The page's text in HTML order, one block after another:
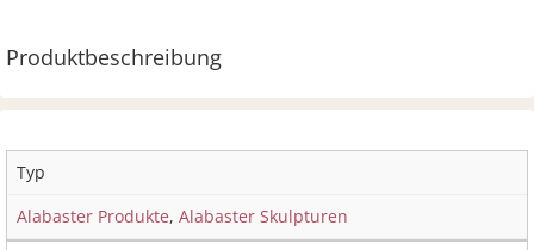
Produktbeschreibung
Typ
Alabaster Produkte, Alabaster Skulpturen